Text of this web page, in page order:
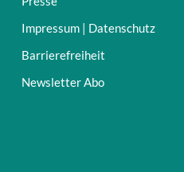
Impressum | Datenschutz
Barrierefreiheit
Newsletter Abo